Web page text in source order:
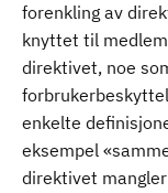
forenkling av
knyttet til
direktivet, noe
enkelte
eksempel
direktivet